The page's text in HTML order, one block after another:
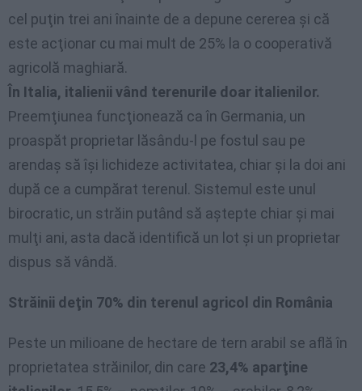
cel puţin trei ani înainte de a depune cererea şi că
este acţionar cu mai mult de 25% la o cooperativă
agricolă maghiară.
În Italia, italienii vând terenurile doar italienilor.
Preemţiunea funcţionează ca în Germania, un
proaspăt proprietar lăsându-l pe fostul sau pe
arendaş să îşi lichideze activitatea, chiar şi la doi ani
după ce a cumpărat terenul. Sistemul este unul
birocratic, un străin putând să aştepte chiar şi mai
mulţi ani, asta dacă identifică un lot şi un proprietar
dispus să vândă.
Străinii deţin 70% din terenul agricol din România
Peste un milioane de hectare de tern arabil se află în
proprietatea străinilor, din care 23,4% aparţine